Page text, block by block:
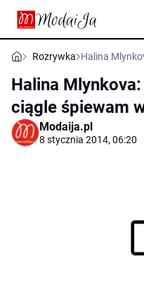
Rozrywka Halina
Halina
ciągle śpiewam
Modaija.pl
8 stycznia 2014, 06:20